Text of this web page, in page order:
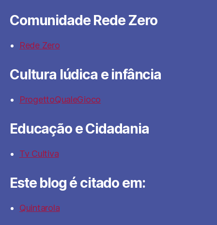
Comunidade Rede Zero
Rede Zero
Cultura lúdica e infância
ProgettoQualeGioco
Educação e Cidadania
Tv Cultiva
Este blog é citado em:
Quintarola